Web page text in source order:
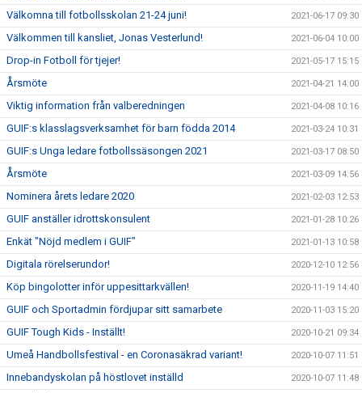
Välkomna till fotbollsskolan 21-24 juni! 2021-06-17 09:30
Välkommen till kansliet, Jonas Vesterlund! 2021-06-04 10:00
Drop-in Fotboll för tjejer! 2021-05-17 15:15
Årsmöte 2021-04-21 14:00
Viktig information från valberedningen 2021-04-08 10:16
GUIF:s klasslagsverksamhet för barn födda 2014 2021-03-24 10:31
GUIF:s Unga ledare fotbollssäsongen 2021 2021-03-17 08:50
Årsmöte 2021-03-09 14:56
Nominera årets ledare 2020 2021-02-03 12:53
GUIF anställer idrottskonsulent 2021-01-28 10:26
Enkät "Nöjd medlem i GUIF" 2021-01-13 10:58
Digitala rörelserundor! 2020-12-10 12:56
Köp bingolotter inför uppesittarkvällen! 2020-11-19 14:40
GUIF och Sportadmin fördjupar sitt samarbete 2020-11-03 15:20
GUIF Tough Kids - Inställt! 2020-10-21 09:34
Umeå Handbollsfestival - en Coronasäkrad variant! 2020-10-07 11:51
Innebandyskolan på höstlovet inställd 2020-10-07 11:48